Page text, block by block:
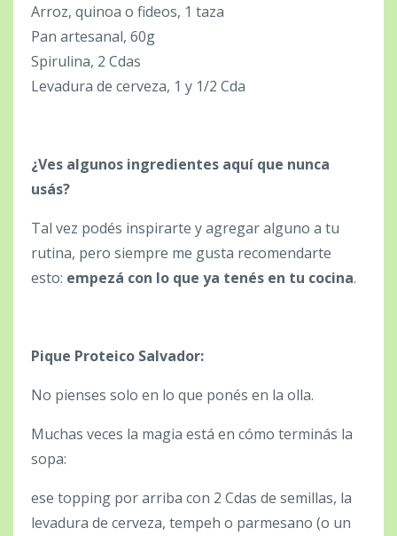
Arroz, quinoa o fideos, 1 taza
Pan artesanal, 60g
Spirulina, 2 Cdas
Levadura de cerveza, 1 y 1/2 Cda
¿Ves algunos ingredientes aquí que nunca
usás?
Tal vez podés inspirarte y agregar alguno a tu
rutina, pero siempre me gusta recomendarte
esto: empezá con lo que ya tenés en tu cocina.
Pique Proteico Salvador:
No pienses solo en lo que ponés en la olla.
Muchas veces la magia está en cómo terminás la
sopa:
ese topping por arriba con 2 Cdas de semillas, la
levadura de cerveza, tempeh o parmesano (o un